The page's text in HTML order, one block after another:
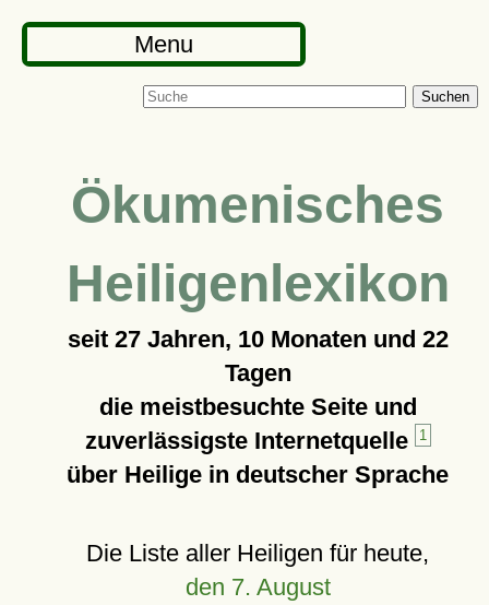
Menu
Suchen
Ökumenisches
Heiligenlexikon
seit 27 Jahren, 10 Monaten und 22
Tagen
die meistbesuchte Seite und
zuverlässigste Internetquelle
1
über Heilige in deutscher Sprache
Die Liste aller Heiligen für heute,
den 7. August